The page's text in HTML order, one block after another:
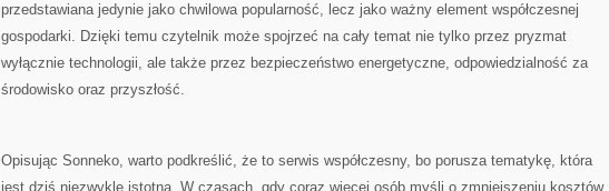
przedstawiana jedynie jako chwilowa popularność, lecz jako ważny element współczesnej
gospodarki. Dzięki temu czytelnik może spojrzeć na cały temat nie tylko przez pryzmat
wyłącznie technologii, ale także przez bezpieczeństwo energetyczne, odpowiedzialność za
środowisko oraz przyszłość.
Opisując Sonneko, warto podkreślić, że to serwis współczesny, bo porusza tematykę, która
jest dziś niezwykle istotna. W czasach, gdy coraz więcej osób myśli o zmniejszeniu kosztów